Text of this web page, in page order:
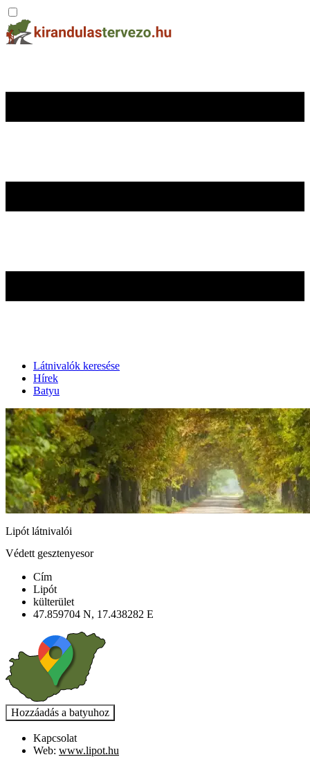
Látnivalók keresése
Hírek
Batyu
Lipót látnivalói
Védett gesztenyesor
Cím
Lipót
külterület
47.859704 N, 17.438282 E
Kapcsolat
Web: www.lipot.hu